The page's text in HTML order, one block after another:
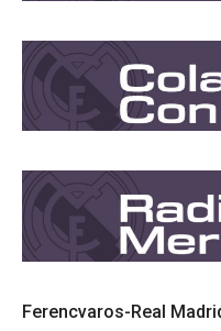
Ferencvaros-Real